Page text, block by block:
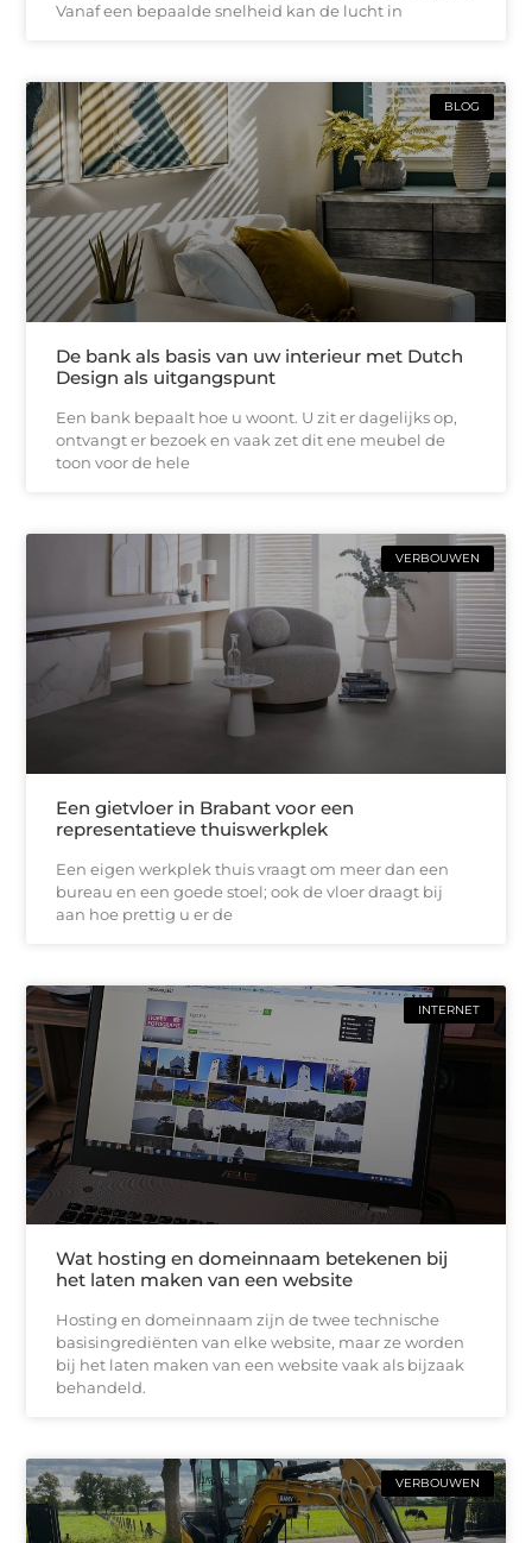
Vanaf een bepaalde snelheid kan de lucht in
BLOG
De bank als basis van uw interieur met Dutch
Design als uitgangspunt
Een bank bepaalt hoe u woont. U zit er dagelijks op,
ontvangt er bezoek en vaak zet dit ene meubel de
toon voor de hele
VERBOUWEN
Een gietvloer in Brabant voor een
representatieve thuiswerkplek
Een eigen werkplek thuis vraagt om meer dan een
bureau en een goede stoel; ook de vloer draagt bij
aan hoe prettig u er de
INTERNET
Wat hosting en domeinnaam betekenen bij
het laten maken van een website
Hosting en domeinnaam zijn de twee technische
basisingrediënten van elke website, maar ze worden
bij het laten maken van een website vaak als bijzaak
behandeld.
VERBOUWEN